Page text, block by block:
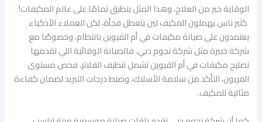
الوقاية خير من العلاج، وهذا المثل ينطبق تمامًا على عالم المكيفات!
كثير ناس يهملون المكيف لين يتعطل فجأة، لكن العملاء الأذكياء
يعتمدون على صيانة مكيفات في أم القيوين بانتظام، وخصوصًا مع
شركة خبيرة مثل شركة نجوم دبي. فالصيانة الوقائية اللي تقدمها
تصليح مكيفات في أم القيوين تشمل تنظيف الفلاتر، فحص مستوى
الفريون، التأكد من سلامة الأسلاك، وضبط درجات التبريد لضمان كفاءة
مثالية للمكيف.